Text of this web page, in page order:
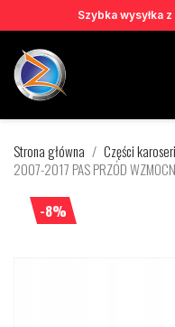
Szybka wysyłka
Strona główna Części
2007-2017 PAS PRZÓD
-8%